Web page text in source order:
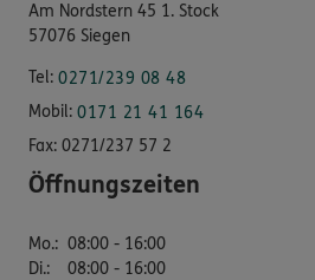
Am Nordstern 45 1. Stock
57076 Siegen
Tel: 0271/239 08 48
Mobil: 0171 21 41 164
Fax: 0271/237 57 2
Öffnungszeiten
Mo.: 08:00 - 16:00
Di.:
08:00 - 16:00